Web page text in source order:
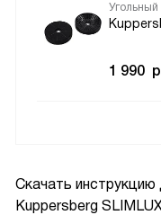
Скачать инструкцию
Kuppersberg
Угольный
1 990